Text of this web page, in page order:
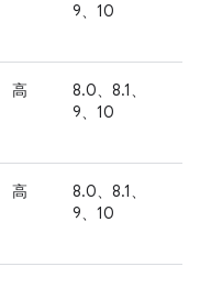
9、10
高
8.0、8.1、
9、10
高
8.0、8.1、
9、10